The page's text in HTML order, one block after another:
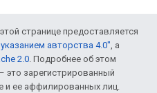
странице предоставляется
авторства 4.0", а
2.0. Подробнее об этом
это зарегистрированный
и ее аффилированных лиц.